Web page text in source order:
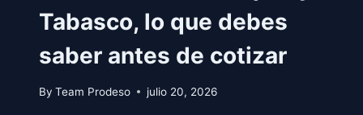
Tabasco, lo que debes
saber antes de cotizar
By Team Prodeso julio 20, 2026